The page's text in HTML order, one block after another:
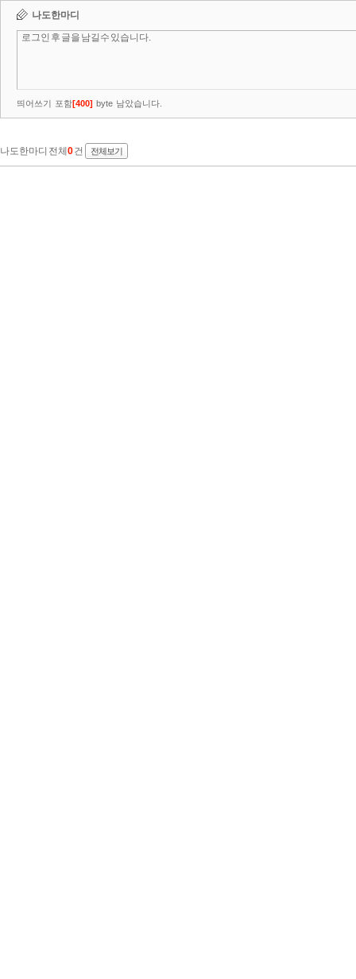
나도한마디
띄어쓰기 포함[400] byte 남았습니다.
나도한마디 전체 0건 전체보기